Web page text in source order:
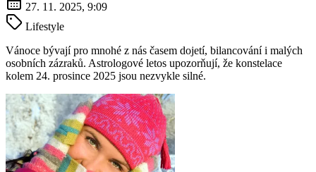
27. 11. 2025, 9:09
Lifestyle
Vánoce bývají pro mnohé z nás časem dojetí, bilancování i malých
osobních zázraků. Astrologové letos upozorňují, že konstelace
kolem 24. prosince 2025 jsou nezvykle silné.